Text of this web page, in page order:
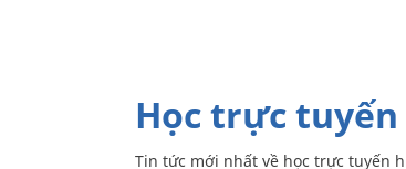
học trực
Tin tức mới nhất về học trực tuyến